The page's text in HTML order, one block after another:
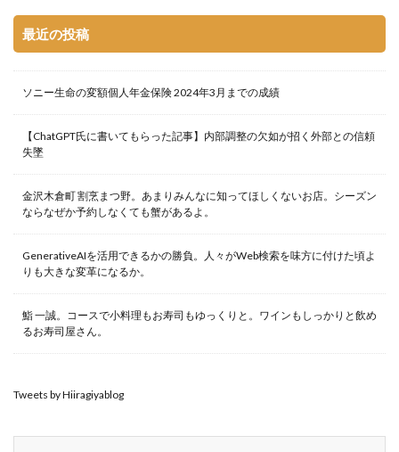
最近の投稿
ソニー生命の変額個人年金保険 2024年3月までの成績
【ChatGPT氏に書いてもらった記事】内部調整の欠如が招く外部との信頼
失墜
金沢木倉町 割烹まつ野。あまりみんなに知ってほしくないお店。シーズン
ならなぜか予約しなくても蟹があるよ。
GenerativeAIを活用できるかの勝負。人々がWeb検索を味方に付けた頃よ
りも大きな変革になるか。
鮨 一誠。コースで小料理もお寿司もゆっくりと。ワインもしっかりと飲め
るお寿司屋さん。
Tweets by Hiiragiyablog